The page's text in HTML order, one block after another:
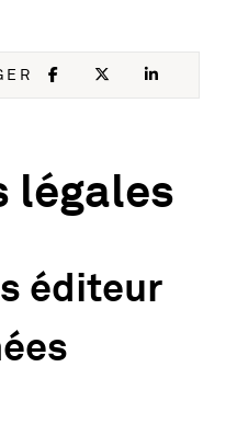
FACEBOOK
, OUVRE UNE
TWITTER
, OUVRE
légales
éditeur